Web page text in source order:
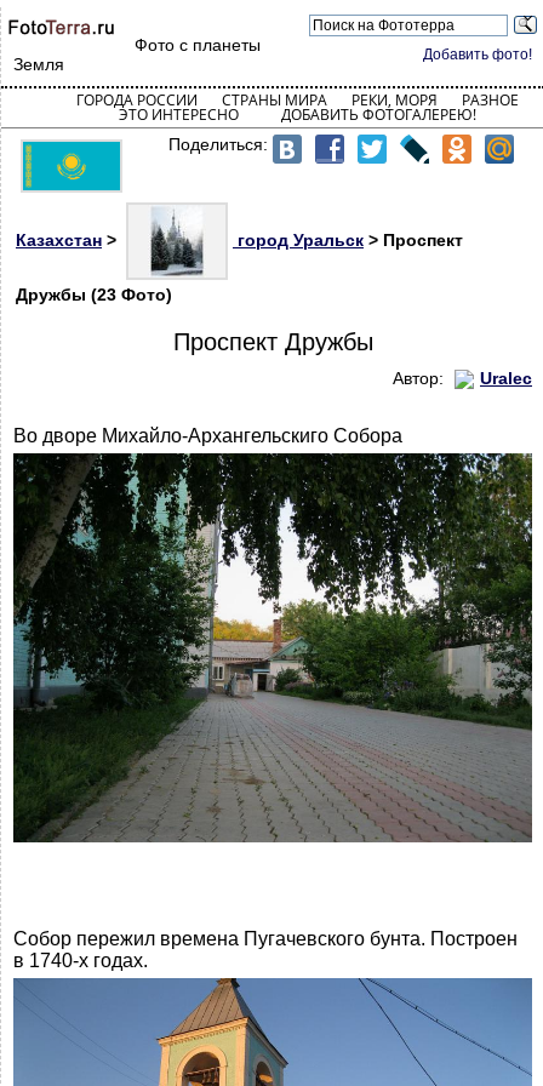
Добавить фото!
Фото с планеты
Земля
ГОРОДА РОССИИ СТРАНЫ МИРА РЕКИ, МОРЯ РАЗНОЕ
ЭТО ИНТЕРЕСНО ДОБАВИТЬ ФОТОГАЛЕРЕЮ!
Поделиться:
Казахстан > город Уральск > Проспект
Дружбы (23 Фото)
Проспект Дружбы
Автор: Uralec
Во дворе Михайло-Архангельскиго Собора
Собор пережил времена Пугачевского бунта. Построен
в 1740-х годах.